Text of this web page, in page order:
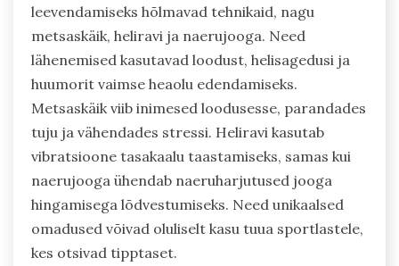
leevendamiseks hõlmavad tehnikaid, nagu
metsaskäik, heliravi ja naerujooga. Need
lähenemised kasutavad loodust, helisagedusi ja
huumorit vaimse heaolu edendamiseks.
Metsaskäik viib inimesed loodusesse, parandades
tuju ja vähendades stressi. Heliravi kasutab
vibratsioone tasakaalu taastamiseks, samas kui
naerujooga ühendab naeruharjutused jooga
hingamisega lõdvestumiseks. Need unikaalsed
omadused võivad oluliselt kasu tuua sportlastele,
kes otsivad tipptaset.